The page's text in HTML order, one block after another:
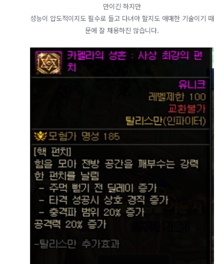
만이긴 하지만
성능이 압도적이지도 필수로 들고 다녀야 할지도 애매한 기술이기 때
문에 잘 채용하진 않습니다.